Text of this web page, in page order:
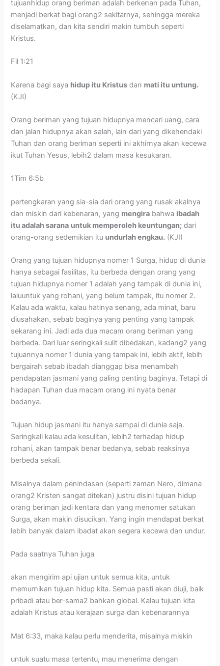
tujuanhidup orang beriman adalah berkenan pada Tuhan,
menjadi berkat bagi orang2 sekitarnya, sehingga mereka
diselamatkan, dan kita sendiri makin tumbuh seperti
Kristus.
Fil 1:21
Karena bagi saya hidup itu Kristus dan mati itu untung.
(KJI)
Orang beriman yang tujuan hidupnya mencari uang, cara
dan jalan hidupnya akan salah, lain dari yang dikehendaki
Tuhan dan orang beriman seperti ini akhirnya akan kecewa
ikut Tuhan Yesus, lebih2 dalam masa kesukaran.
1Tim 6:5b
pertengkaran yang sia-sia dari orang yang rusak akalnya
dan miskin dari kebenaran, yang mengira bahwa ibadah
itu adalah sarana untuk memperoleh keuntungan; dari
orang-orang sedemikian itu undurlah engkau. (KJI)
Orang yang tujuan hidupnya nomer 1 Surga, hidup di dunia
hanya sebagai fasilitas, itu berbeda dengan orang yang
tujuan hidupnya nomer 1 adalah yang tampak di dunia ini,
laluuntuk yang rohani, yang belum tampak, itu nomer 2.
Kalau ada waktu, kalau hatinya senang, ada minat, baru
diusahakan, sebab baginya yang penting yang tampak
sekarang ini. Jadi ada dua macam orang beriman yang
berbeda. Dari luar seringkali sulit dibedakan, kadang2 yang
tujuannya nomer 1 dunia yang tampak ini, lebih aktif, lebih
bergairah sebab ibadah dianggap bisa menambah
pendapatan jasmani yang paling penting baginya. Tetapi di
hadapan Tuhan dua macam orang ini nyata benar
bedanya.
Tujuan hidup jasmani itu hanya sampai di dunia saja.
Seringkali kalau ada kesulitan, lebih2 terhadap hidup
rohani, akan tampak benar bedanya, sebab reaksinya
berbeda sekali.
Misalnya dalam penindasan (seperti zaman Nero, dimana
orang2 Kristen sangat ditekan) justru disini tujuan hidup
orang beriman jadi kentara dan yang menomer satukan
Surga, akan makin disucikan. Yang ingin mendapat berkat
lebih banyak dalam ibadat akan segera kecewa dan undur.
Pada saatnya Tuhan juga
akan mengirim api ujian untuk semua kita, untuk
memurnikan tujuan hidup kita. Semua pasti akan diuji, baik
pribadi atau ber-sama2 bahkan global. Kalau tujuan kita
adalah Kristus atau kerajaan surga dan kebenarannya
Mat 6:33, maka kalau perlu menderita, misalnya miskin
untuk suatu masa tertentu, mau menerima dengan